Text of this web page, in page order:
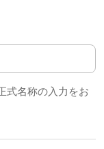
式名称の入力をお